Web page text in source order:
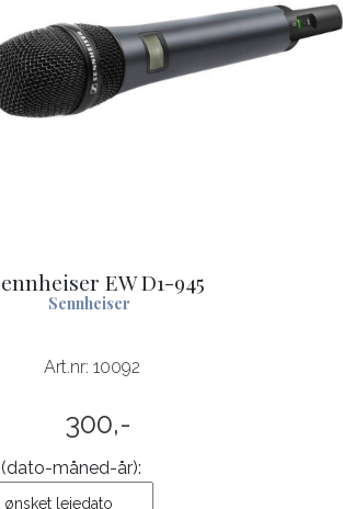
EW D1-945
Sennheiser
Art.nr: 10092
300,-
måned-år):